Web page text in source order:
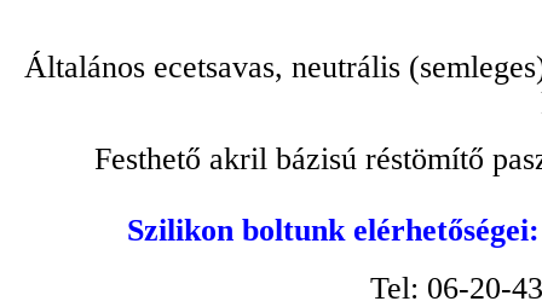
Általános ecetsavas, neutrális
Festhető akril bázisú réstömítő
Szilikon boltunk
Tel: 06-20-